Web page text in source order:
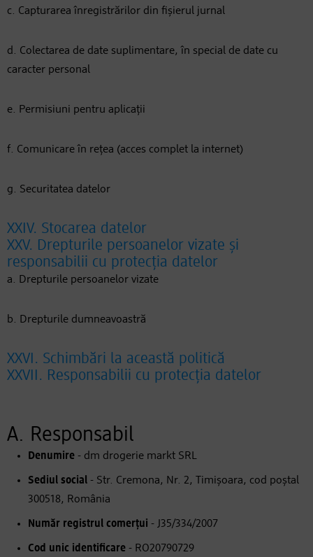
c. Capturarea înregistrărilor din fișierul jurnal
d. Colectarea de date suplimentare, în special de date cu
caracter personal
e. Permisiuni pentru aplicații
f. Comunicare în rețea (acces complet la internet)
g. Securitatea datelor
XXIV. Stocarea datelor
XXV. Drepturile persoanelor vizate și
responsabilii cu protecția datelor
a. Drepturile persoanelor vizate
b. Drepturile dumneavoastră
XXVI. Schimbări la această politică
XXVII. Responsabilii cu protecția datelor
A. Responsabil
Denumire - dm drogerie markt SRL
Sediul social - Str. Cremona, Nr. 2, Timișoara, cod poștal
300518, România
Număr registrul comerțui - J35/334/2007
Cod unic identificare - RO20790729